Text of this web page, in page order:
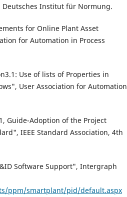
Institut für Normung.
for Online Plant Asset
for Automation in Process
Use of lists of Properties in
User Association for Automation
Guide-Adoption of the Project
IEEE Standard Association, 4th
Software Support", Intergraph
ppm/smartplant/pid/default.aspx